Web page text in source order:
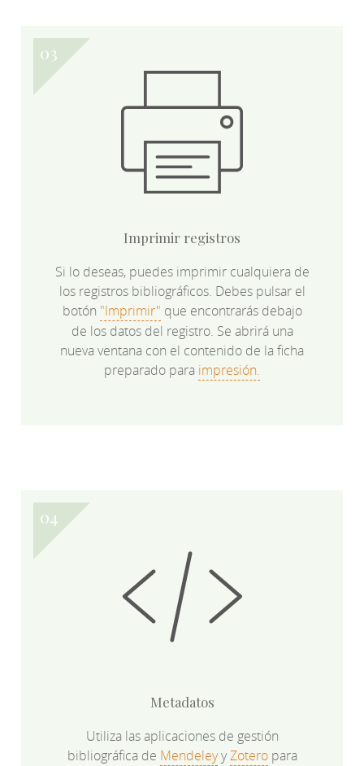
Imprimir registros
Si lo deseas, puedes imprimir cualquiera de
los registros bibliográficos. Debes pulsar el
botón "Imprimir" que encontrarás debajo
de los datos del registro. Se abrirá una
nueva ventana con el contenido de la ficha
preparado para impresión.
Metadatos
Utiliza las aplicaciones de gestión
bibliográfica de MendeleyyZoteropara